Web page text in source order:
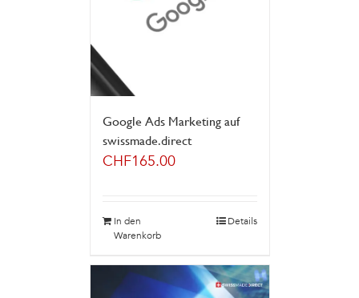
Google Ads Marketing auf
swissmade.direct
CHF165.00
In den
Warenkorb
Details